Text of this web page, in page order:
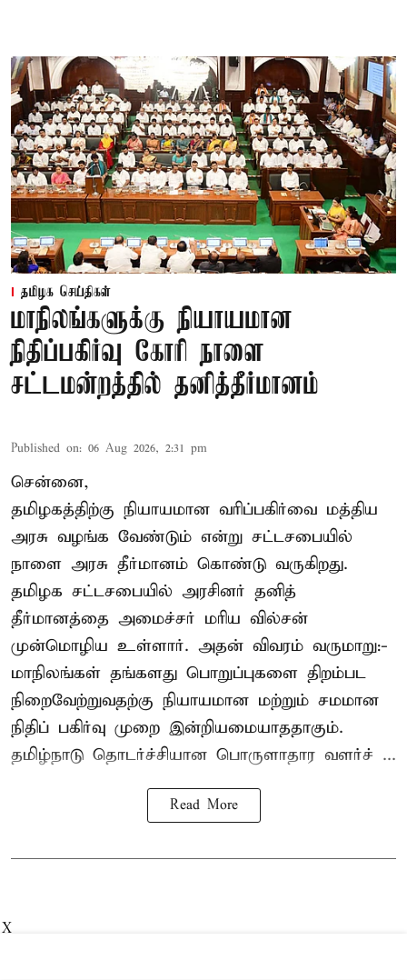
தமிழக செய்திகள்
மாநிலங்களுக்கு நியாயமான
நிதிப்பகிர்வு கோரி நாளை
சட்டமன்றத்தில் தனித்தீர்மானம்
Published on: 06 Aug 2026, 2:31 pm
சென்னை,
தமிழகத்திற்கு நியாயமான வரிப்பகிர்வை மத்திய
அரசு வழங்க வேண்டும் என்று சட்டசபையில்
நாளை அரசு தீர்மானம் கொண்டு வருகிறது.
தமிழக சட்டசபையில் அரசினர் தனித்
தீர்மானத்தை அமைச்சர் மரிய வில்சன்
முன்மொழிய உள்ளார். அதன் விவரம் வருமாறு:-
மாநிலங்கள் தங்களது பொறுப்புகளை திறம்பட
நிறைவேற்றுவதற்கு நியாயமான மற்றும் சமமான
நிதிப் பகிர்வு முறை இன்றியமையாததாகும்.
தமிழ்நாடு தொடர்ச்சியான பொருளாதார வளர்ச் ...
Read More
X